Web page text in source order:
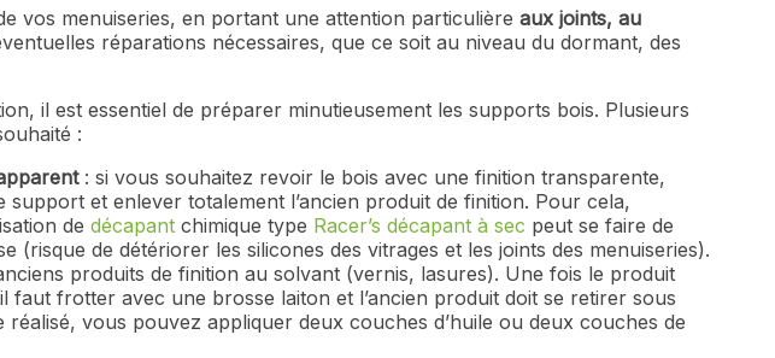
vos menuiseries, en portant une attention particulière aux joints, au
réparations nécessaires, que ce soit au niveau du dormant, des
il est essentiel de préparer minutieusement les supports bois. Plusieurs
:
: si vous souhaitez revoir le bois avec une finition transparente,
et enlever totalement l’ancien produit de finition. Pour cela,
de décapantchimique type Racer’s décapant à sec peut se faire de
(risque de détériorer les silicones des vitrages et les joints des menuiseries).
produits de finition au solvant (vernis, lasures). Une fois le produit
faut frotter avec une brosse laiton et l’ancien produit doit se retirer sous
vous pouvez appliquer deux couches d’huile ou deux couches de